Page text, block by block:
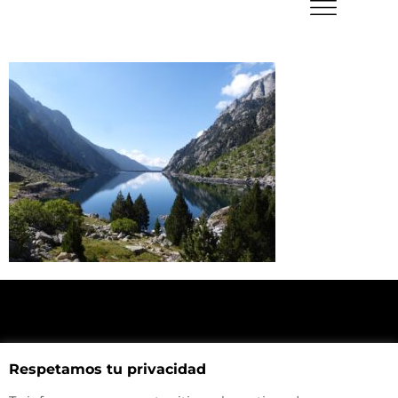
Haz click aquí y mira como llegar a la tienda
Respetamos tu privacidad